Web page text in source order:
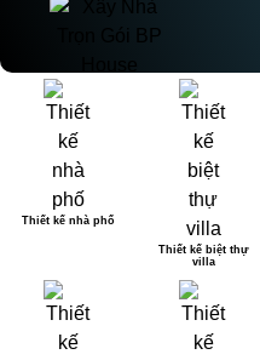
Thiết kế nhà phố
Thiết kế biệt thự
villa